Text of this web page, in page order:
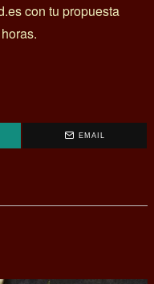
con tu propuesta
EMAIL